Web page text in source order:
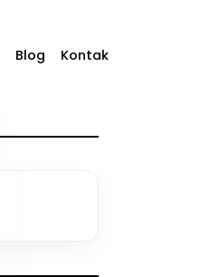
Blog Kontak